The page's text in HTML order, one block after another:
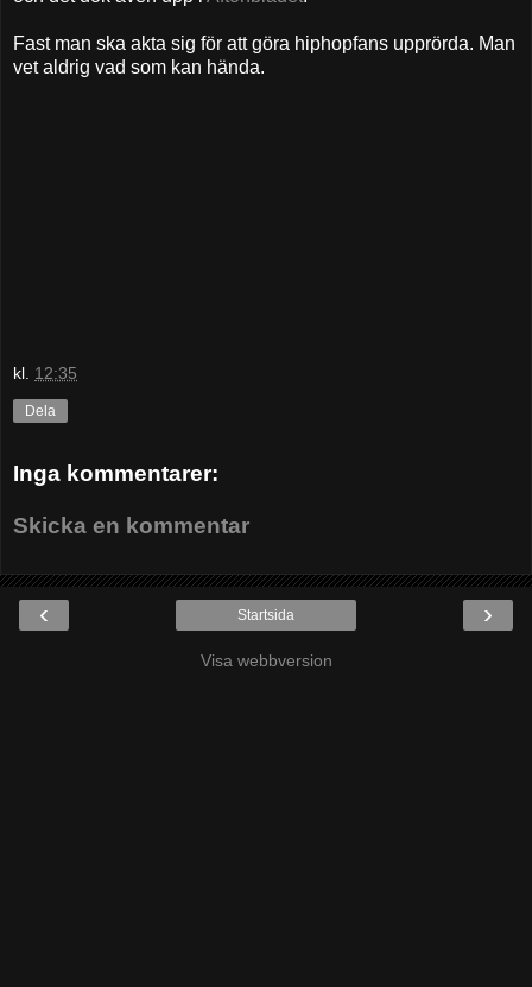
Fast man ska akta sig för att göra hiphopfans upprörda. Man
vet aldrig vad som kan hända.
kl. 12:35
Dela
Inga kommentarer:
Skicka en kommentar
‹ ›
Startsida
Visa webbversion